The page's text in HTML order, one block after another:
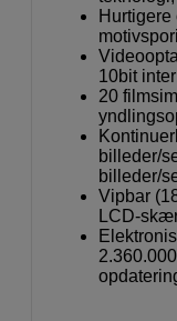
10bit
20
billeder/
billeder/
Vipbar
LCD-